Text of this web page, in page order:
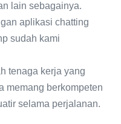
lain sebagainya.
aplikasi chatting
sudah kami
tenaga kerja yang
memang berkompeten
selama perjalanan.